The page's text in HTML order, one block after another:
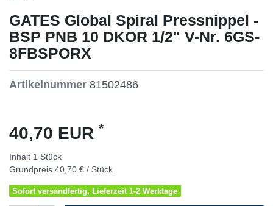
GATES Global Spiral Pressnippel -
BSP PNB 10 DKOR 1/2" V-Nr. 6GS-
8FBSPORX
Artikelnummer 81502486
40,70 EUR *
Inhalt 1 Stück
Grundpreis 40,70 € / Stück
Sofort versandfertig, Lieferzeit 1-2 Werktage